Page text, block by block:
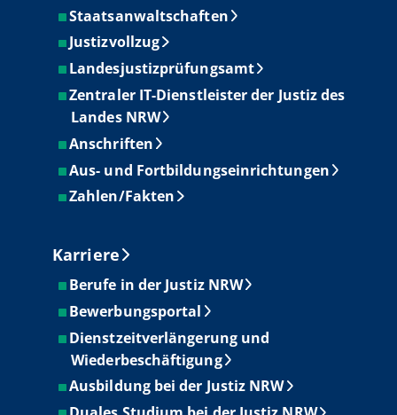
Staatsanwaltschaften
Justizvollzug
Landesjustizprüfungsamt
Zentraler IT-Dienstleister der Justiz des
Landes NRW
Anschriften
Aus- und Fortbildungseinrichtungen
Zahlen/Fakten
Karriere
Berufe in der Justiz NRW
Bewerbungsportal
Dienstzeitverlängerung und
Wiederbeschäftigung
Ausbildung bei der Justiz NRW